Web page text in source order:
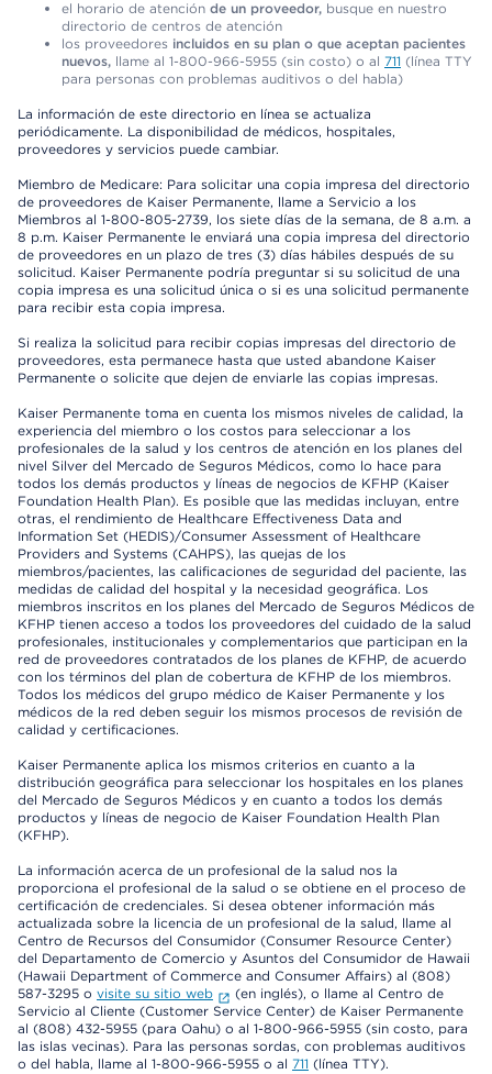
el horario de atención de un proveedor, busque en nuestro
directorio de centros de atención
los proveedores incluidos en su plan o que aceptan pacientes
nuevos, llame al 1-800-966-5955 (sin costo) o al 711 (línea TTY
para personas con problemas auditivos o del habla)
La información de este directorio en línea se actualiza
periódicamente. La disponibilidad de médicos, hospitales,
proveedores y servicios puede cambiar.
Miembro de Medicare: Para solicitar una copia impresa del directorio
de proveedores de Kaiser Permanente, llame a Servicio a los
Miembros al 1-800-805-2739, los siete días de la semana, de 8 a.m. a
8 p.m. Kaiser Permanente le enviará una copia impresa del directorio
de proveedores en un plazo de tres (3) días hábiles después de su
solicitud. Kaiser Permanente podría preguntar si su solicitud de una
copia impresa es una solicitud única o si es una solicitud permanente
para recibir esta copia impresa.
Si realiza la solicitud para recibir copias impresas del directorio de
proveedores, esta permanece hasta que usted abandone Kaiser
Permanente o solicite que dejen de enviarle las copias impresas.
Kaiser Permanente toma en cuenta los mismos niveles de calidad, la
experiencia del miembro o los costos para seleccionar a los
profesionales de la salud y los centros de atención en los planes del
nivel Silver del Mercado de Seguros Médicos, como lo hace para
todos los demás productos y líneas de negocios de KFHP (Kaiser
Foundation Health Plan). Es posible que las medidas incluyan, entre
otras, el rendimiento de Healthcare Effectiveness Data and
Information Set (HEDIS)/Consumer Assessment of Healthcare
Providers and Systems (CAHPS), las quejas de los
miembros/pacientes, las calificaciones de seguridad del paciente, las
medidas de calidad del hospital y la necesidad geográfica. Los
miembros inscritos en los planes del Mercado de Seguros Médicos de
KFHP tienen acceso a todos los proveedores del cuidado de la salud
profesionales, institucionales y complementarios que participan en la
red de proveedores contratados de los planes de KFHP, de acuerdo
con los términos del plan de cobertura de KFHP de los miembros.
Todos los médicos del grupo médico de Kaiser Permanente y los
médicos de la red deben seguir los mismos procesos de revisión de
calidad y certificaciones.
Kaiser Permanente aplica los mismos criterios en cuanto a la
distribución geográfica para seleccionar los hospitales en los planes
del Mercado de Seguros Médicos y en cuanto a todos los demás
productos y líneas de negocio de Kaiser Foundation Health Plan
(KFHP).
La información acerca de un profesional de la salud nos la
proporciona el profesional de la salud o se obtiene en el proceso de
certificación de credenciales. Si desea obtener información más
actualizada sobre la licencia de un profesional de la salud, llame al
Centro de Recursos del Consumidor (Consumer Resource Center)
del Departamento de Comercio y Asuntos del Consumidor de Hawaii
(Hawaii Department of Commerce and Consumer Affairs) al (808)
587-3295 o visite su sitio web
(en inglés), o llame al Centro de
Servicio al Cliente (Customer Service Center) de Kaiser Permanente
al (808) 432-5955 (para Oahu) o al 1-800-966-5955 (sin costo, para
las islas vecinas). Para las personas sordas, con problemas auditivos
o del habla, llame al 1-800-966-5955 o al 711 (línea TTY).